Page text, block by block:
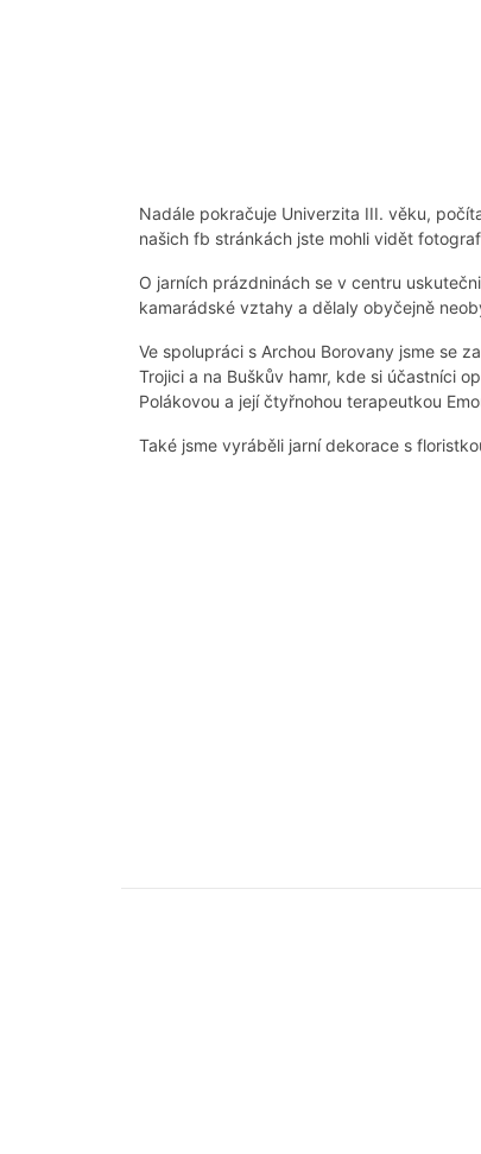
Nadále pokračuje Univerzita III. věku,
našich fb stránkách jste mohli vidět
O jarních prázdninách se v centru
kamarádské vztahy a dělaly obyčejně
Ve spolupráci s Archou Borovany jsme se
Trojici a na Buškův hamr, kde si účastníci
Polákovou a její čtyřnohou terapeutkou
Také jsme vyráběli jarní dekorace s